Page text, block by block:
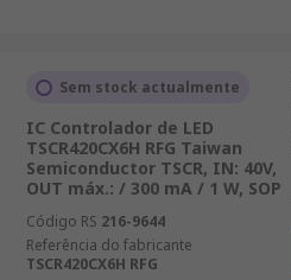
Sem stock actualmente
IC Controlador de LED
TSCR420CX6H RFG Taiwan
Semiconductor TSCR, IN: 40V,
OUT máx.: / 300 mA / 1 W, SOP
Código RS 216-9644
Referência do fabricante
TSCR420CX6H RFG